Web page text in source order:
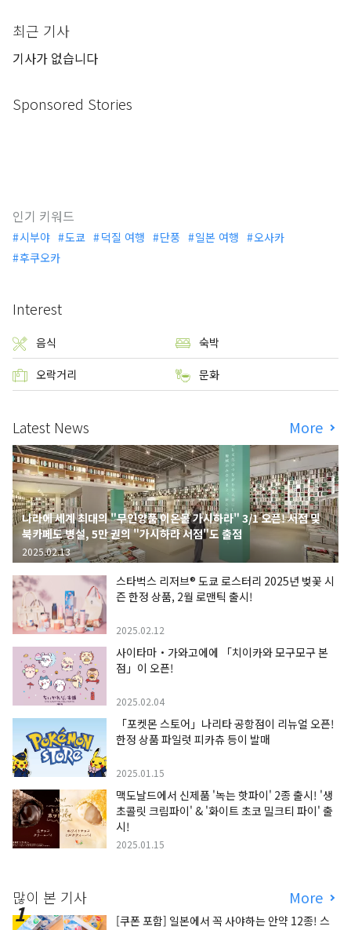
최근 기사
기사가 없습니다
Sponsored Stories
인기 키워드
시부야 도쿄 덕질 여행 단풍 일본 여행
오사카
후쿠오카
Interest
음식 숙박
오락거리 문화
Latest News More
나라에 세계 최대의 "무인양품 이온몰 가시하라" 3/1 오픈! 서점 및
북카페도 병설, 5만 권의 "가시하라 서점"도 출점
2025.02.13
스타벅스 리저브® 도쿄 로스터리 2025년 벚꽃 시
즌 한정 상품, 2월 로맨틱 출시!
2025.02.12
사이타마・가와고에에 「치이카와 모구모구 본
점」이 오픈!
2025.02.04
「포켓몬 스토어」나리타 공항점이 리뉴얼 오픈!
한정 상품 파일럿 피카츄 등이 발매
2025.01.15
맥도날드에서 신제품 '녹는 핫파이' 2종 출시! '생
초콜릿 크림파이' & '화이트 초코 밀크티 파이' 출
시!
2025.01.15
많이 본 기사 More
[쿠폰 포함] 일본에서 꼭 사야하는 안약 12종! 스